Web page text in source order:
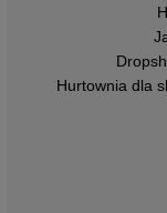
Hurtownia dla